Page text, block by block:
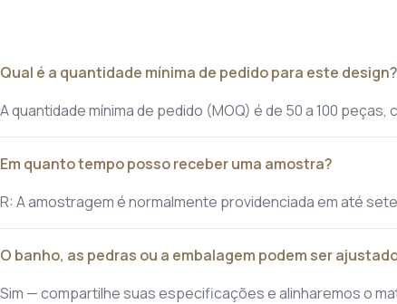
Qual é a quantidade mínima de pedido para este design?
A quantidade mínima de pedido (MOQ) é de 50 a 100
Em quanto tempo posso receber uma amostra?
R: A amostragem é normalmente providenciada em até
O banho, as pedras ou a embalagem podem ser
Sim — compartilhe suas especificações e alinharemos o